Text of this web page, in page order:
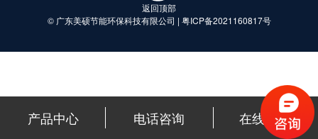
返回顶部
© 广东美硕节能环保科技有限公司 | 粤ICP备2021160817号
产品中心 电话咨询 在线咨询